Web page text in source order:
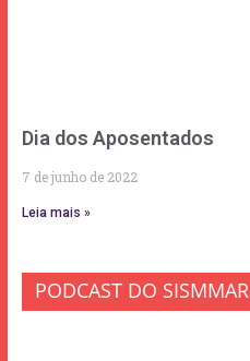
Dia dos Aposentados
7 de junho de 2022
Leia mais »
PODCAST DO SISMMAR